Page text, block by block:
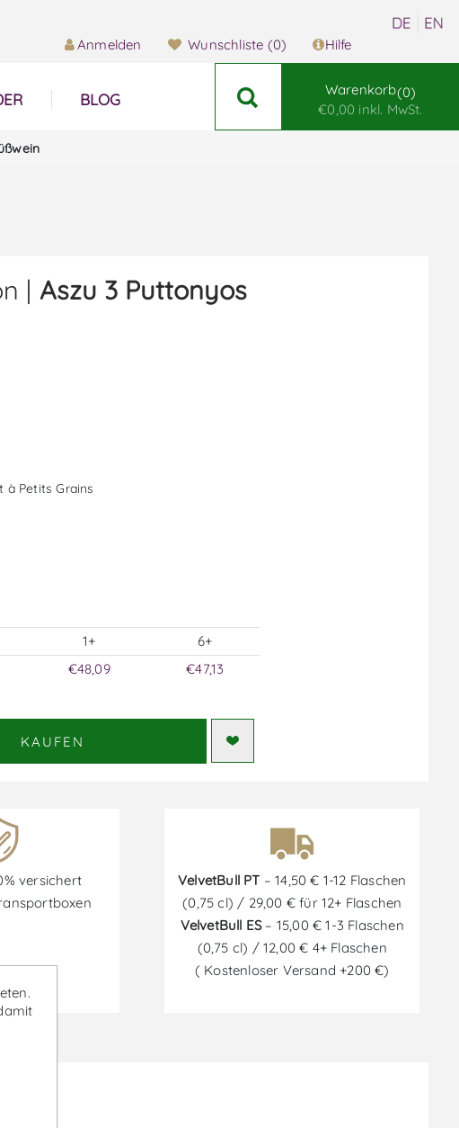
Anmelden Wunschliste (0) Hilfe
BLOG
Warenkorb 0
€0,00 inkl. MwSt.
| Aszu 3 Puttonyos
à Petits Grains
1+
6+
€48,09 €47,13
KAUFEN
versichert
VelvetBull PT – 14,50 € 1-12 Flaschen
(0,75 cl) / 29,00 € für 12+ Flaschen
VelvetBull ES– 15,00 € 1-3 Flaschen
(0,75 cl) / 12,00 € 4+ Flaschen
( Kostenloser Versand +200 €)